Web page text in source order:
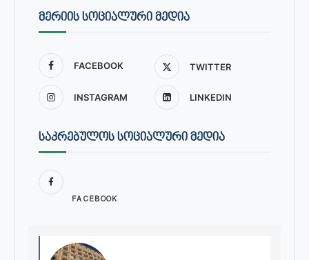
ᲛᲔᲠᲘᲘᲡ ᲡᲝᲪᲘᲐᲚᲣᲠᲘ ᲛᲔᲓᲘᲐ
FACEBOOK TWITTER
INSTAGRAM LINKEDIN
ᲡᲐᲙᲠᲔᲑᲣᲚᲝᲡ ᲡᲝᲪᲘᲐᲚᲣᲠᲘ ᲛᲔᲓᲘᲐ
FACEBOOK